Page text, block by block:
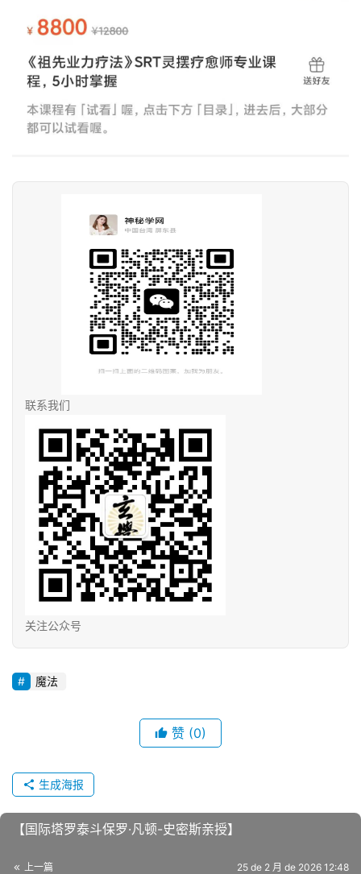
联系我们
关注公众号
魔法
赞 (0)
生成海报
【国际塔罗泰斗保罗·凡顿-史密斯亲授】
上一篇 25 de 2 月 de 2026 12:48